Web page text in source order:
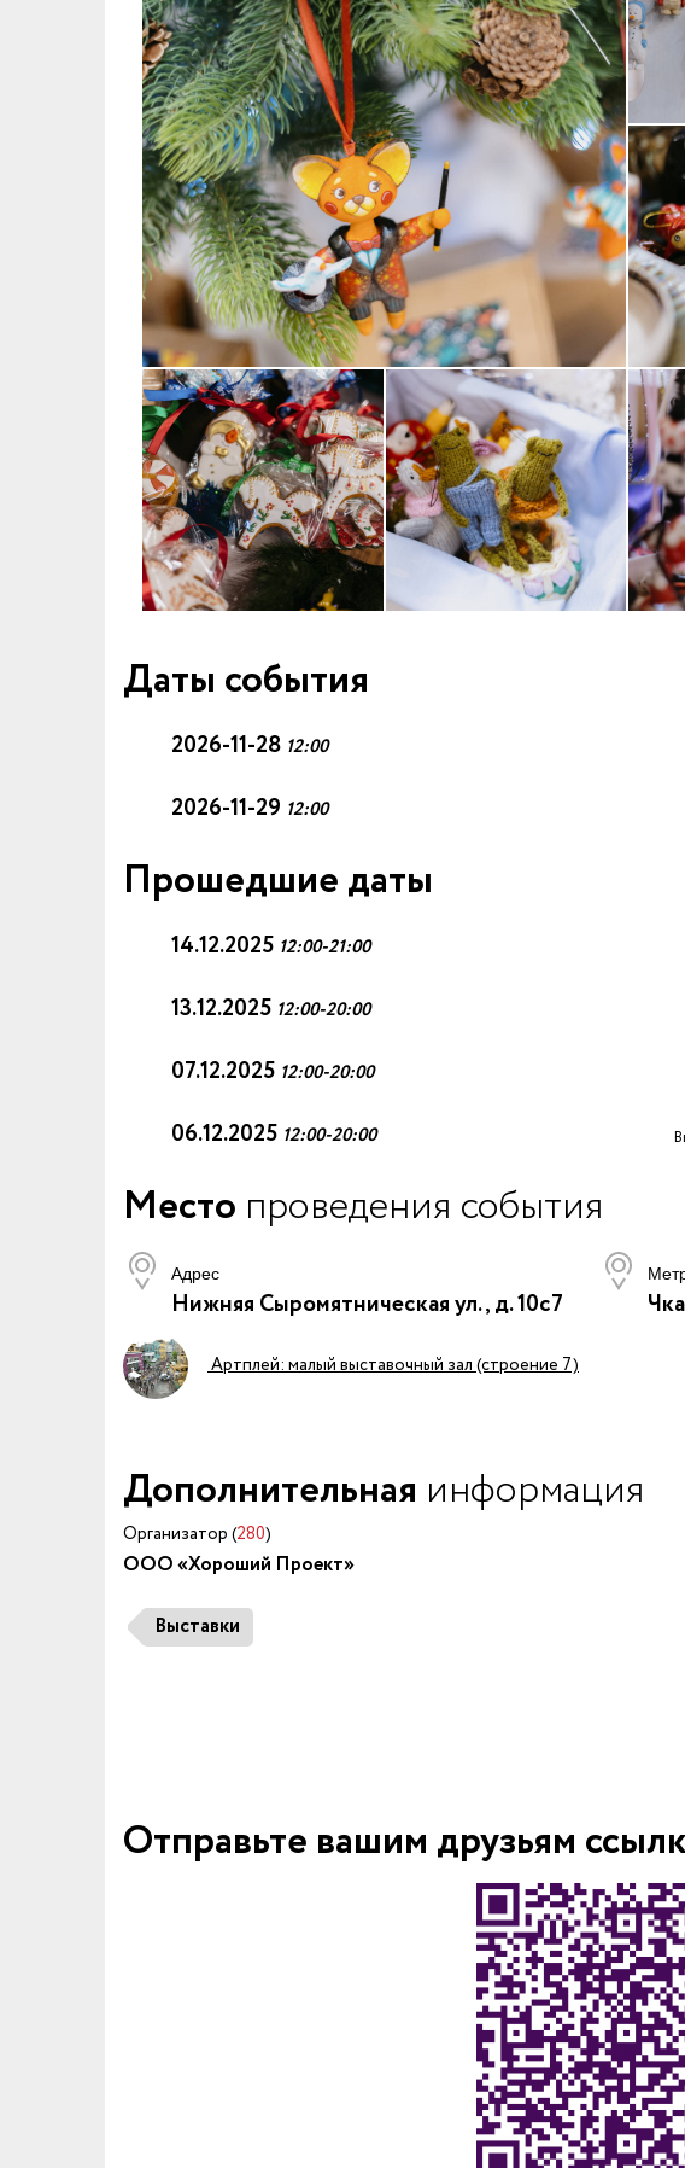
Даты события
2026-11-28 12:00
2026-11-29 12:00
Прошедшие даты
14.12.2025 12:00-21:00
13.12.2025 12:00-20:00
07.12.2025 12:00-20:00
06.12.2025 12:00-20:00
Место проведения события
Адрес
Нижняя Сыромятническая ул., д. 10с7
Артплей: малый выставочный зал (строение 7)
Дополнительная информация
Организатор (280)
ООО «Хороший Проект»
Выставки
Отправьте вашим друзьям